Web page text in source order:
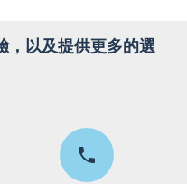
，以及提供更多的選